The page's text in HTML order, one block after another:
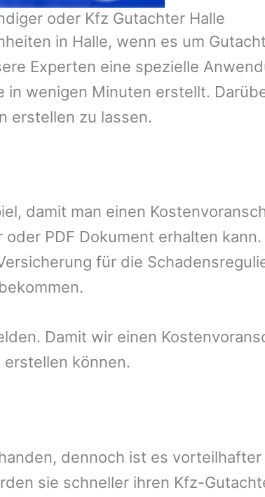
oder Kfz Gutachter Halle
in Halle, wenn es um
Experten eine spezielle
wenigen Minuten erstellt.
erstellen zu lassen.
damit man einen
PDF Dokument erhalten
für die
Damit wir einen
können.
dennoch ist es vorteilhafter
sie schneller ihren Kfz-